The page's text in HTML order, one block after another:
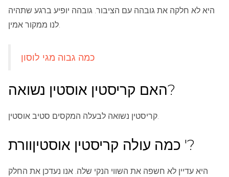
היא לא חלקה את גובהה עם הציבור. גובהה יופיע ברגע שתהיה
לנו ממקור אמין.
כמה גבוה מגי לוסון
האם קריסטין אוסטין נשואה?
קריסטין נשואה לבעלה המקסים סטיב אוסטין.
כמה עולה קריסטין אוסטיןוורת '?
היא עדיין לא חשפה את השווי הנקי שלה. אנו נעדכן את החלק